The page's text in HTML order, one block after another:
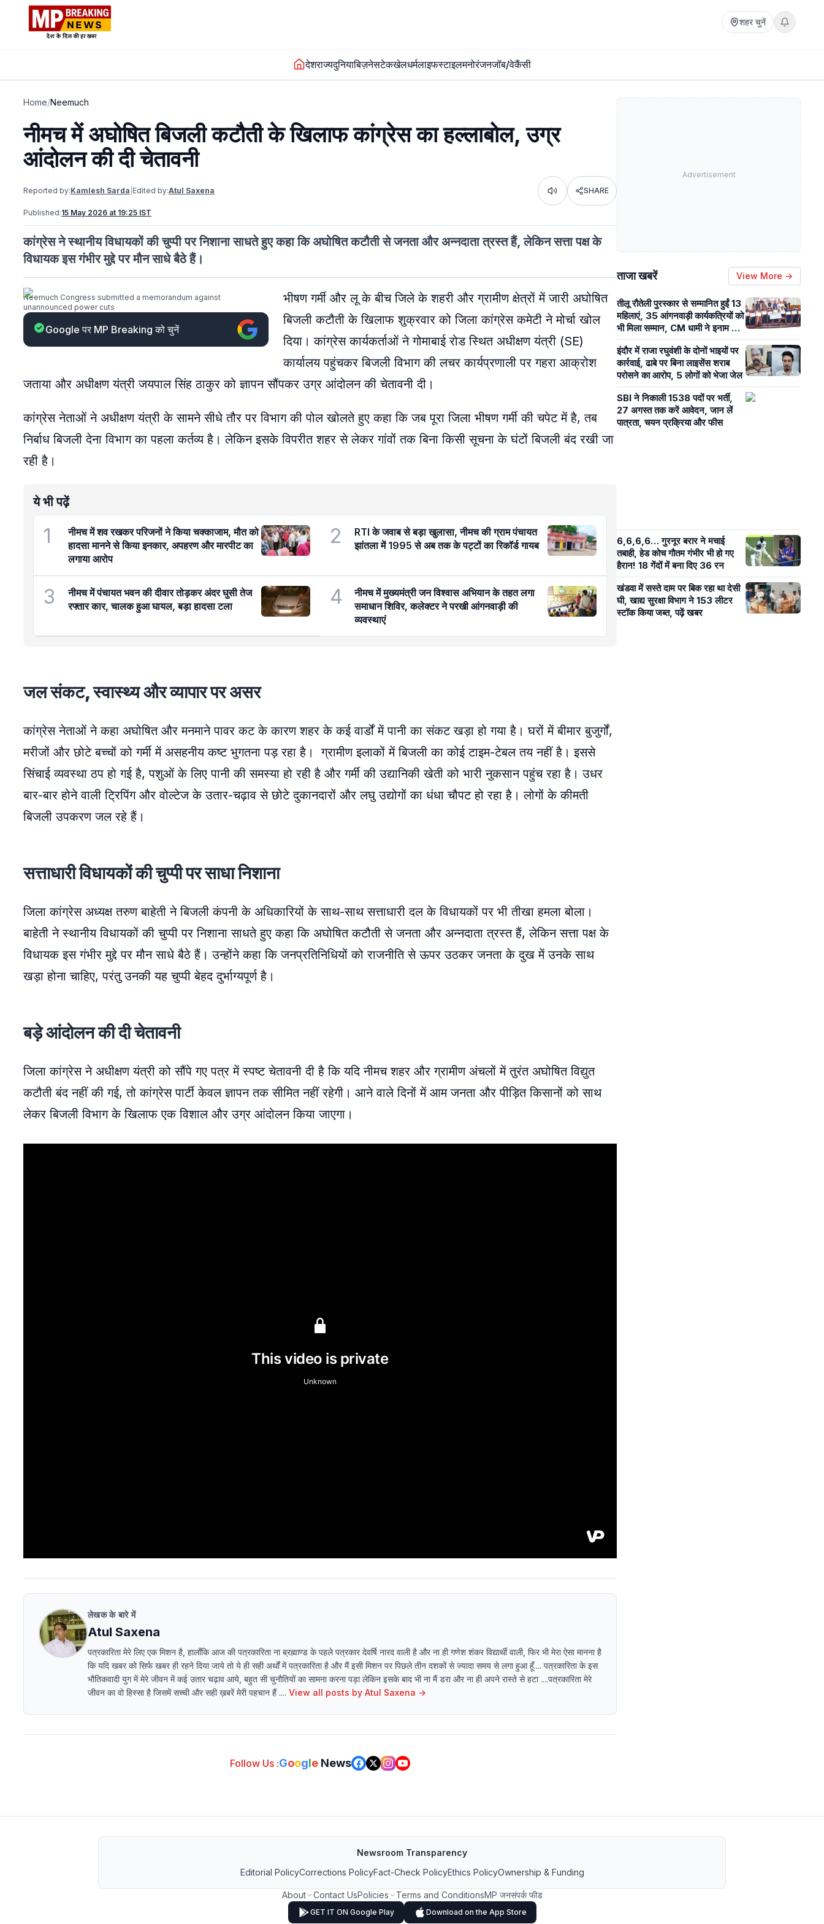
शहर चुनें
देशराज्यदुनियाबिज़नेसटेकखेलधर्मलाइफस्टाइलमनोरंजनजॉब/वेकैंसी
Home/Neemuch
नीमच में अघोषित बिजली कटौती के खिलाफ कांग्रेस का हल्लाबोल, उग्र
आंदोलन की दी चेतावनी
Reported by:Kamlesh Sarda Edited by:Atul Saxena Listen SHARE
Published:15 May 2026 at 19:25 IST
कांग्रेस ने स्थानीय विधायकों की चुप्पी पर निशाना साधते हुए कहा कि अघोषित कटौती से जनता और अन्नदाता त्रस्त हैं, लेकिन सत्ता पक्ष के
विधायक इस गंभीर मुद्दे पर मौन साधे बैठे हैं।
Neemuch Congress submitted a memorandum against
unannounced power cuts
Google पर MP Breaking को चुनें
भीषण गर्मी और लू के बीच जिले के शहरी और ग्रामीण क्षेत्रों में जारी अघोषित
बिजली कटौती के खिलाफ शुक्रवार को जिला कांग्रेस कमेटी ने मोर्चा खोल
दिया। कांग्रेस कार्यकर्ताओं ने गोमाबाई रोड स्थित अधीक्षण यंत्री (SE)
कार्यालय पहुंचकर बिजली विभाग की लचर कार्यप्रणाली पर गहरा आक्रोश
जताया और अधीक्षण यंत्री जयपाल सिंह ठाकुर को ज्ञापन सौंपकर उग्र आंदोलन की चेतावनी दी।
कांग्रेस नेताओं ने अधीक्षण यंत्री के सामने सीधे तौर पर विभाग की पोल खोलते हुए कहा कि जब पूरा जिला भीषण गर्मी की चपेट में है, तब
निर्बाध बिजली देना विभाग का पहला कर्तव्य है। लेकिन इसके विपरीत शहर से लेकर गांवों तक बिना किसी सूचना के घंटों बिजली बंद रखी जा
रही है।
ये भी पढ़ें
1
नीमच में शव रखकर परिजनों ने किया चक्काजाम, मौत को
हादसा मानने से किया इनकार, अपहरण और मारपीट का
लगाया आरोप
2
RTI के जवाब से बड़ा खुलासा, नीमच की ग्राम पंचायत
झांतला में 1995 से अब तक के पट्टों का रिकॉर्ड गायब
3
नीमच में पंचायत भवन की दीवार तोड़कर अंदर घुसी तेज
रफ्तार कार, चालक हुआ घायल, बड़ा हादसा टला
4
नीमच में मुख्यमंत्री जन विश्वास अभियान के तहत लगा
समाधान शिविर, कलेक्टर ने परखी आंगनवाड़ी की
व्यवस्थाएं
जल संकट, स्वास्थ्य और व्यापार पर असर
कांग्रेस नेताओं ने कहा अघोषित और मनमाने पावर कट के कारण शहर के कई वार्डों में पानी का संकट खड़ा हो गया है। घरों में बीमार बुजुर्गों,
मरीजों और छोटे बच्चों को गर्मी में असहनीय कष्ट भुगतना पड़ रहा है। ग्रामीण इलाकों में बिजली का कोई टाइम-टेबल तय नहीं है। इससे
सिंचाई व्यवस्था ठप हो गई है, पशुओं के लिए पानी की समस्या हो रही है और गर्मी की उद्यानिकी खेती को भारी नुकसान पहुंच रहा है। उधर
बार-बार होने वाली ट्रिपिंग और वोल्टेज के उतार-चढ़ाव से छोटे दुकानदारों और लघु उद्योगों का धंधा चौपट हो रहा है। लोगों के कीमती
बिजली उपकरण जल रहे हैं।
सत्ताधारी विधायकों की चुप्पी पर साधा निशाना
जिला कांग्रेस अध्यक्ष तरुण बाहेती ने बिजली कंपनी के अधिकारियों के साथ-साथ सत्ताधारी दल के विधायकों पर भी तीखा हमला बोला।
बाहेती ने स्थानीय विधायकों की चुप्पी पर निशाना साधते हुए कहा कि अघोषित कटौती से जनता और अन्नदाता त्रस्त हैं, लेकिन सत्ता पक्ष के
विधायक इस गंभीर मुद्दे पर मौन साधे बैठे हैं। उन्होंने कहा कि जनप्रतिनिधियों को राजनीति से ऊपर उठकर जनता के दुख में उनके साथ
खड़ा होना चाहिए, परंतु उनकी यह चुप्पी बेहद दुर्भाग्यपूर्ण है।
बड़े आंदोलन की दी चेतावनी
जिला कांग्रेस ने अधीक्षण यंत्री को सौंपे गए पत्र में स्पष्ट चेतावनी दी है कि यदि नीमच शहर और ग्रामीण अंचलों में तुरंत अघोषित विद्युत
कटौती बंद नहीं की गई, तो कांग्रेस पार्टी केवल ज्ञापन तक सीमित नहीं रहेगी। आने वाले दिनों में आम जनता और पीड़ित किसानों को साथ
लेकर बिजली विभाग के खिलाफ एक विशाल और उग्र आंदोलन किया जाएगा।
लेखक के बारे में
Atul Saxena
पत्रकारिता मेरे लिए एक मिशन है, हालाँकि आज की पत्रकारिता ना ब्रह्माण्ड के पहले पत्रकार देवर्षि नारद वाली है और ना ही गणेश शंकर विद्यार्थी वाली, फिर भी मेरा ऐसा मानना है
कि यदि खबर को सिर्फ खबर ही रहने दिया जाये तो ये ही सही अर्थों में पत्रकारिता है और मैं इसी मिशन पर पिछले तीन दशकों से ज्यादा समय से लगा हुआ हूँ.... पत्रकारिता के इस
भौतिकवादी युग में मेरे जीवन में कई उतार चढ़ाव आये, बहुत सी चुनौतियों का सामना करना पड़ा लेकिन इसके बाद भी ना मैं डरा और ना ही अपने रास्ते से हटा ....पत्रकारिता मेरे
जीवन का वो हिस्सा है जिसमें सच्ची और सही ख़बरें मेरी पहचान हैं .... View all posts by Atul Saxena →
Follow Us :Google News
Advertisement
ताजा खबरें View More →
तीलू रौतेली पुरस्कार से सम्मानित हुईं 13
महिलाएं, 35 आंगनवाड़ी कार्यकत्रियों को
भी मिला सम्मान, CM धामी ने इनाम राशि
बढ़ाने का किया ऐलान
इंदौर में राजा रघुवंशी के दोनों भाइयों पर
कार्रवाई, ढाबे पर बिना लाइसेंस शराब
परोसने का आरोप, 5 लोगों को भेजा जेल
SBI ने निकाली 1538 पदों पर भर्ती,
27 अगस्त तक करें आवेदन, जान लें
पात्रता, चयन प्रक्रिया और फीस
6,6,6,6… गुरनूर बरार ने मचाई
तबाही, हेड कोच गौतम गंभीर भी हो गए
हैरान! 18 गेंदों में बना दिए 36 रन
खंडवा में सस्ते दाम पर बिक रहा था देसी
घी, खाद्य सुरक्षा विभाग ने 153 लीटर
स्टॉक किया जब्त, पढ़ें खबर
Newsroom Transparency
Editorial PolicyCorrections PolicyFact-Check PolicyEthics PolicyOwnership & Funding
About Contact UsPolicies Terms and ConditionsMP जनसंपर्क फीड
GET IT ON Google Play Download on the App Store